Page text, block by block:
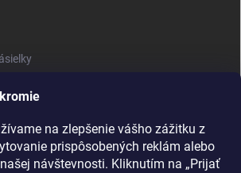
na zlepšenie vášho zážitku z
prispôsobených reklám alebo
návštevnosti. Kliknutím na „Prijať
na balkón: prečo si ho zvoliť? Týchto 7